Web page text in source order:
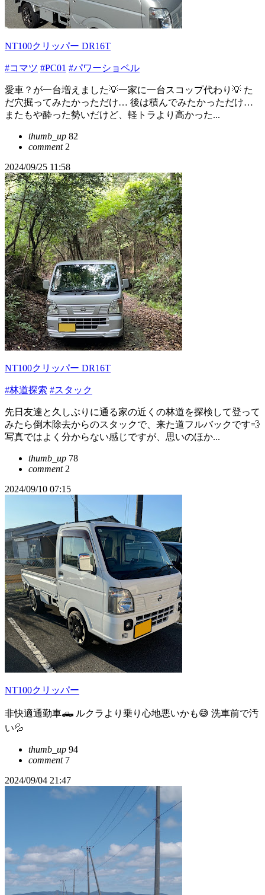
NT100クリッパー DR16T
#コマツ #PC01 #パワーショベル
愛車？が一台増えました💡一家に一台スコップ代わり💡 た
だ穴掘ってみたかっただけ… 後は積んでみたかっただけ…
またもや酔った勢いだけど、軽トラより高かった...
thumb_up 82
comment2
2024/09/25 11:58
NT100クリッパー DR16T
#林道探索 #スタック
先日友達と久しぶりに通る家の近くの林道を探検して登って
みたら倒木除去からのスタックで、来た道フルバックです💨
写真ではよく分からない感じですが、思いのほか...
thumb_up 78
comment2
2024/09/10 07:15
NT100クリッパー
非快適通勤車🛻 ルクラより乗り心地悪いかも😅 洗車前で汚
い💦
thumb_up 94
comment7
2024/09/04 21:47